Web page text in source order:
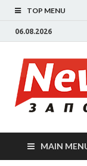
TOP MENU
06.08.2026
MAIN